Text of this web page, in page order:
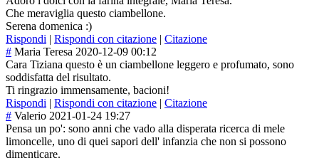
Che meraviglia questo ciambellone.
Serena domenica :)
Rispondi | Rispondi con citazione | Citazione
# Maria Teresa 2020-12-09 00:12
Cara Tiziana questo è un ciambellone leggero e profumato, sono
soddisfatta del risultato.
Ti ringrazio immensamente, bacioni!
Rispondi | Rispondi con citazione | Citazione
# Valerio 2021-01-24 19:27
Pensa un po': sono anni che vado alla disperata ricerca di mele
limoncelle, uno di quei sapori dell' infanzia che non si possono
dimenticare.